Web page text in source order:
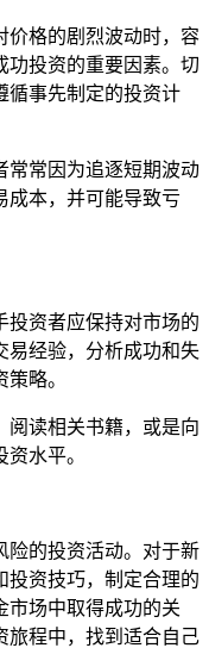
价格的剧烈波动时，容
功投资的重要因素。切
循事先制定的投资计
常常因为追逐短期波动
成本，并可能导致亏
投资者应保持对市场的
易经验，分析成功和失
略。
阅读相关书籍，或是向
水平。
险的投资活动。对于新
投资技巧，制定合理的
市场中取得成功的关
旅程中，找到适合自己